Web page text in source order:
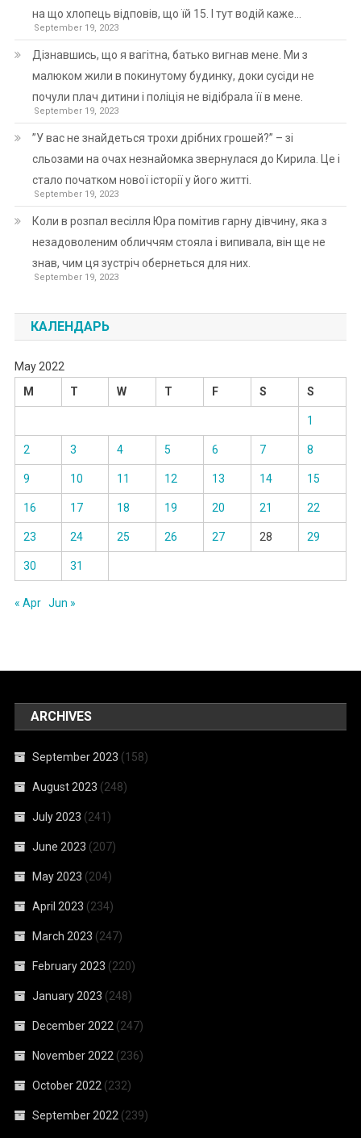
на що хлопець відповів, що їй 15. І тут водій каже…
September 19, 2023
Дізнавшись, що я вагітна, батько вигнав мене. Ми з
малюком жили в покинутому будинку, доки сусіди не
почули плач дитини і поліція не відібрала її в мене.
September 19, 2023
”У вас не знайдеться трохи дрібних грошей?” – зі
сльозами на очах незнайомка звернулася до Кирила. Це і
стало початком нової історії у його житті.
September 19, 2023
Коли в розпал весілля Юра помітив гарну дівчину, яка з
незадоволеним обличчям стояла і випивала, він ще не
знав, чим ця зустріч обернеться для них.
September 19, 2023
КАЛЕНДАРЬ
May 2022
M
T W T F S S
1
2 3 4 5 6 7 8
9 10 11 12 13 14 15
16 17 18 19 20 21 22
23 24 25 26 27 28 29
30 31
« Apr Jun »
ARCHIVES
September 2023 (158)
August 2023 (248)
July 2023 (241)
June 2023 (207)
May 2023 (204)
April 2023 (234)
March 2023 (247)
February 2023 (220)
January 2023 (248)
December 2022 (247)
November 2022 (236)
October 2022 (232)
September 2022 (239)